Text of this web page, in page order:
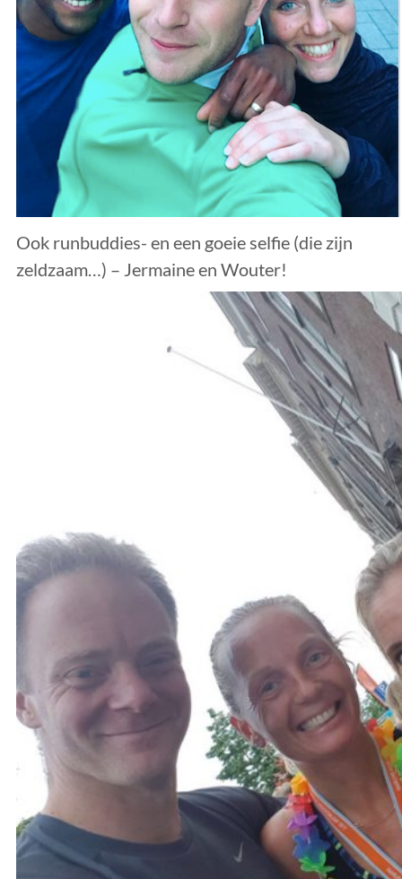
Ook runbuddies- en een goeie selfie (die zijn
zeldzaam…) – Jermaine en Wouter!